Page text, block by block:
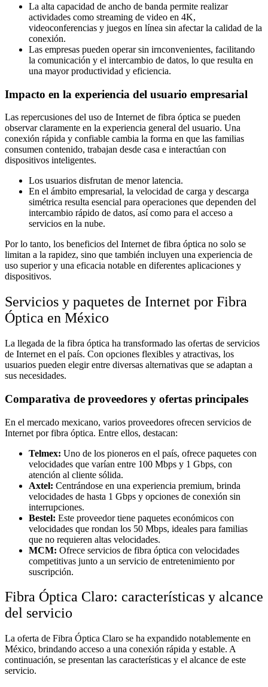
La alta capacidad de ancho de banda permite realizar
actividades como streaming de video en 4K,
videoconferencias y juegos en línea sin afectar la calidad de la
conexión.
Las empresas pueden operar sin irnconvenientes, facilitando
la comunicación y el intercambio de datos, lo que resulta en
una mayor productividad y eficiencia.
Impacto en la experiencia del usuario empresarial
Las repercusiones del uso de Internet de fibra óptica se pueden
observar claramente en la experiencia general del usuario. Una
conexión rápida y confiable cambia la forma en que las familias
consumen contenido, trabajan desde casa e interactúan con
dispositivos inteligentes.
Los usuarios disfrutan de menor latencia.
En el ámbito empresarial, la velocidad de carga y descarga
simétrica resulta esencial para operaciones que dependen del
intercambio rápido de datos, así como para el acceso a
servicios en la nube.
Por lo tanto, los beneficios del Internet de fibra óptica no solo se
limitan a la rapidez, sino que también incluyen una experiencia de
uso superior y una eficacia notable en diferentes aplicaciones y
dispositivos.
Servicios y paquetes de Internet por Fibra
Óptica en México
La llegada de la fibra óptica ha transformado las ofertas de servicios
de Internet en el país. Con opciones flexibles y atractivas, los
usuarios pueden elegir entre diversas alternativas que se adaptan a
sus necesidades.
Comparativa de proveedores y ofertas principales
En el mercado mexicano, varios proveedores ofrecen servicios de
Internet por fibra óptica. Entre ellos, destacan:
Telmex: Uno de los pioneros en el país, ofrece paquetes con
velocidades que varían entre 100 Mbps y 1 Gbps, con
atención al cliente sólida.
Axtel: Centrándose en una experiencia premium, brinda
velocidades de hasta 1 Gbps y opciones de conexión sin
interrupciones.
Bestel: Este proveedor tiene paquetes económicos con
velocidades que rondan los 50 Mbps, ideales para familias
que no requieren altas velocidades.
MCM: Ofrece servicios de fibra óptica con velocidades
competitivas junto a un servicio de entretenimiento por
suscripción.
Fibra Óptica Claro: características y alcance
del servicio
La oferta de Fibra Óptica Claro se ha expandido notablemente en
México, brindando acceso a una conexión rápida y estable. A
continuación, se presentan las características y el alcance de este
servicio.